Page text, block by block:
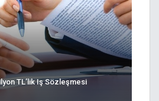
TL’lik Iş Sözleşmesi